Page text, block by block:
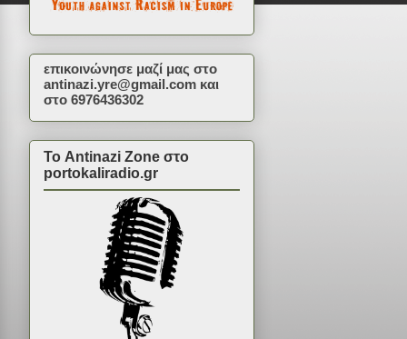
επικοινώνησε μαζί μας στο
antinazi.yre@gmail.com και
στο 6976436302
Το Antinazi Zone στο
portokaliradio.gr